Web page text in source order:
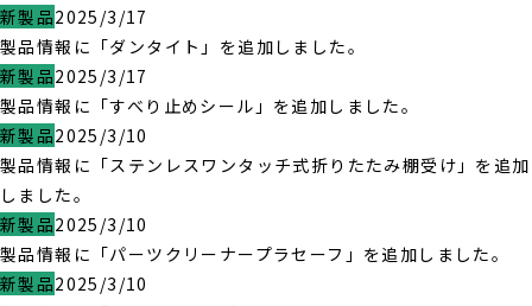
新製品2025/3/17
製品情報に「ダンタイト」を追加しました。
新製品2025/3/17
製品情報に「すべり止めシール」を追加しました。
新製品2025/3/10
製品情報に「ステンレスワンタッチ式折りたたみ棚受け」を追加
しました。
新製品2025/3/10
製品情報に「パーツクリーナープラセーフ」を追加しました。
新製品2025/3/10